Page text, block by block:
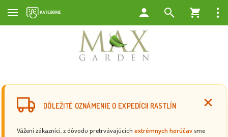
DÔLEŽITÉ OZNÁMENIE O EXPEDÍCII RASTLÍN
Vážení zákazníci, z dôvodu pretrvávajúcich extrémnych horúčav sme